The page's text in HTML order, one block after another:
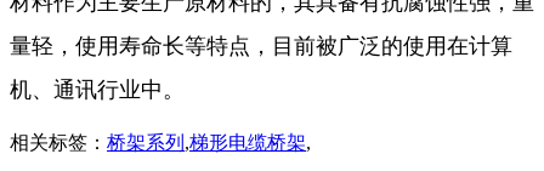
量轻，使用寿命长等特点，目前被广泛的使用在计算
机、通讯行业中。
相关标签： 桥架系列 ,梯形电缆桥架,